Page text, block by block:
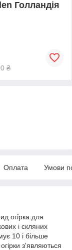
Голландія
₴
Оплата Умови
огірка для
і скляних
10 і більше
з'являються